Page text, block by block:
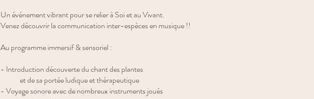
Un événement vibrant pour se relier à Soi et au Vivant.
Venez découvrir la communication inter-espèces en musique !!
Au programme immersif & sensoriel :
- Introduction découverte du chant des plantes
et de sa portée ludique et thérapeutique
- Voyage sonore avec de nombreux instruments joués